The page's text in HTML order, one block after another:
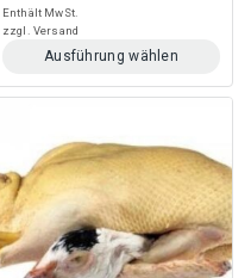
of
Enthält MwSt.
zzgl. Versand
Ausführung wählen
Dieses
mehrere
Varianten
auf.
Die
Optionen
können